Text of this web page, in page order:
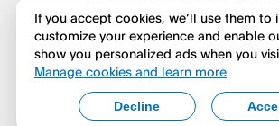
in English?
No, continua a esplorare
Yes, change to English
If you accept cookies, we’ll use them to
customize your experience and enable
show you personalized ads when you
Manage cookies and learn more
Decline